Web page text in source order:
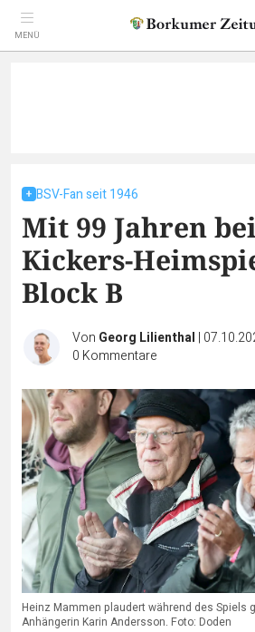
MENÜ
BSV-Fan seit 1946
Mit 99 Jahren
Kickers-
Block B
Von Georg Lilienthal |
0 Kommentare
Heinz Mammen plaudert während des Spiels
Anhängerin Karin Andersson. Foto: Doden